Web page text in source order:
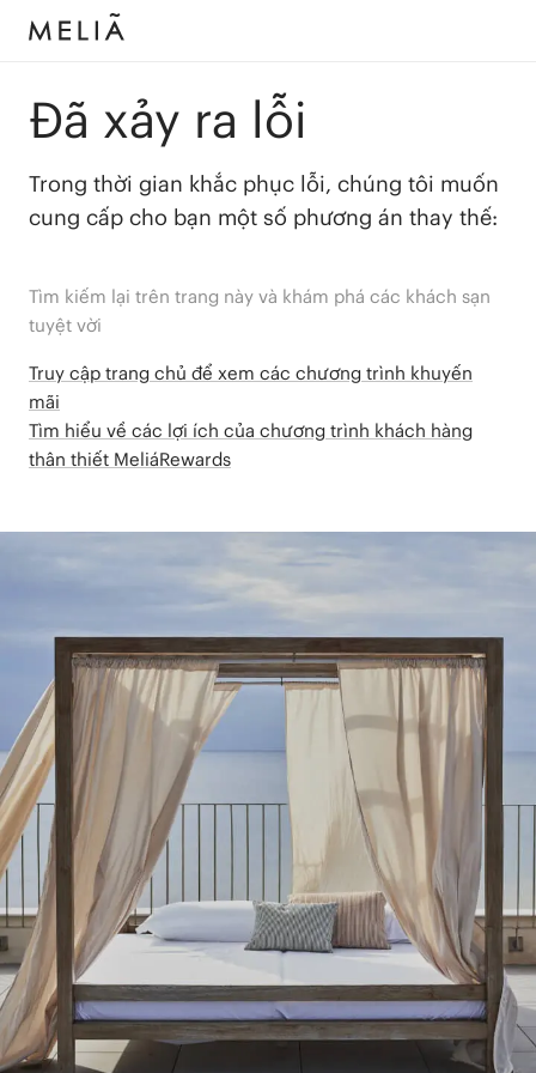
Đã xảy ra lỗi
Trong thời gian khắc phục lỗi, chúng tôi muốn
cung cấp cho bạn một số phương án thay thế:
Tìm kiếm lại trên trang này và khám phá các khách sạn
tuyệt vời
Truy cập trang chủ để xem các chương trình khuyến
mãi
Tìm hiểu về các lợi ích của chương trình khách hàng
thân thiết MeliáRewards